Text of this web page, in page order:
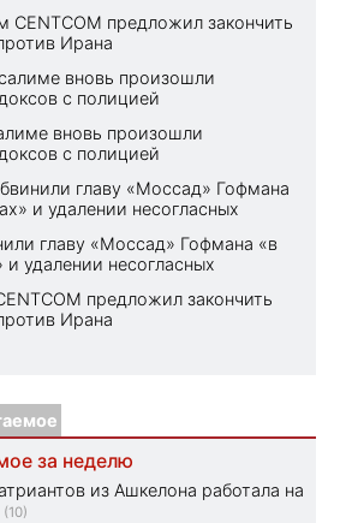
CENTCOM предложил закончить
Ирана
вновь произошли
с полицией
вновь произошли
с полицией
главу «Моссад» Гофмана
и удалении несогласных
главу «Моссад» Гофмана «в
и удалении несогласных
предложил закончить
Ирана
за неделю
из Ашкелона работала на
(10)